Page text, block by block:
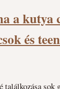
a kutya
és
találkozása sok